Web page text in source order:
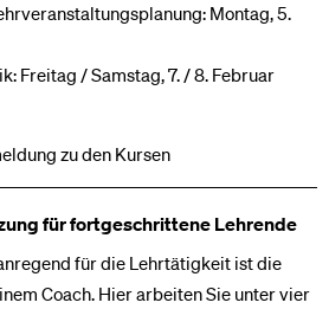
Montag, 5.
Freitag / Samstag, 7. / 8. Februar
zu den Kursen
für fortgeschrittene Lehrende
für die Lehrtätigkeit ist die
Coach. Hier arbeiten Sie unter vier